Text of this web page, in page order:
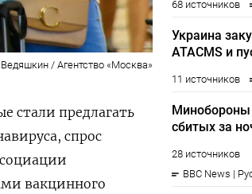
/ Агентство «Москва»
стали предлагать
спрос
вакцинного